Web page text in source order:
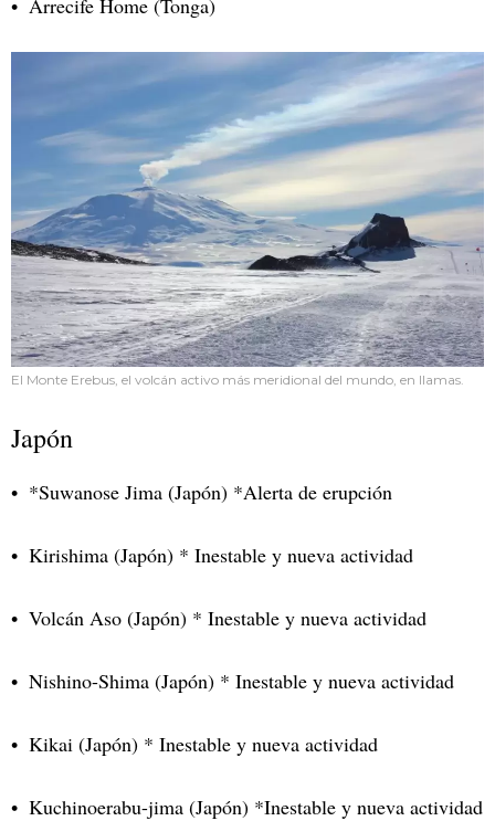
Arrecife Home (Tonga)
El Monte Erebus, el volcán activo más meridional del mundo, en llamas.
Japón
*Suwanose Jima (Japón) *Alerta de erupción
Kirishima (Japón) * Inestable y nueva actividad
Volcán Aso (Japón) * Inestable y nueva actividad
Nishino-Shima (Japón) * Inestable y nueva actividad
Kikai (Japón) * Inestable y nueva actividad
Kuchinoerabu-jima (Japón) *Inestable y nueva actividad